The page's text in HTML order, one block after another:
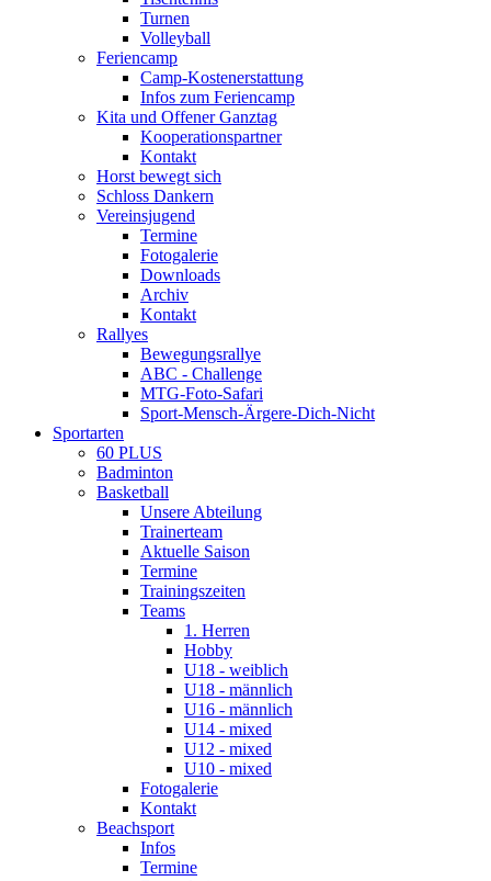
Turnen
Volleyball
Feriencamp
Camp-Kostenerstattung
Infos zum Feriencamp
Kita und Offener Ganztag
Kooperationspartner
Kontakt
Horst bewegt sich
Schloss Dankern
Vereinsjugend
Termine
Fotogalerie
Downloads
Archiv
Kontakt
Rallyes
Bewegungsrallye
ABC - Challenge
MTG-Foto-Safari
Sport-Mensch-Ärgere-Dich-Nicht
Sportarten
60 PLUS
Badminton
Basketball
Unsere Abteilung
Trainerteam
Aktuelle Saison
Termine
Trainingszeiten
Teams
1. Herren
Hobby
U18 - weiblich
U18 - männlich
U16 - männlich
U14 - mixed
U12 - mixed
U10 - mixed
Fotogalerie
Kontakt
Beachsport
Infos
Termine